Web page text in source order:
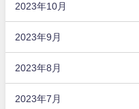
2023年10月
2023年9月
2023年8月
2023年7月